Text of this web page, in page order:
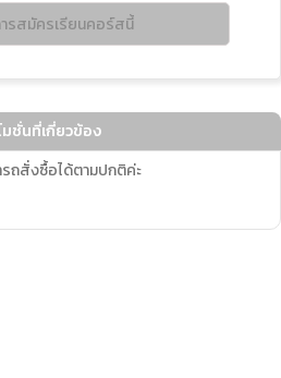
ารสมัครเรียนคอร์สนี้
มชั่นที่เกี่ยวข้อง
รถสั่งซื้อได้ตามปกติค่ะ